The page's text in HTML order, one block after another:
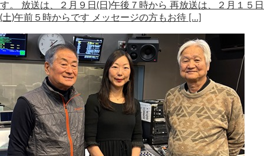
す。 放送は、２月９日(日)午後７時から 再放送は、２月１５日
(土)午前５時からです メッセージの方もお待 […]